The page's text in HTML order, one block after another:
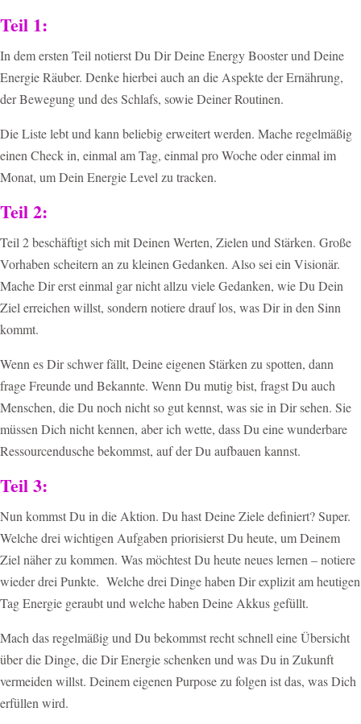
Teil 1:
In dem ersten Teil notierst Du Dir Deine Energy Booster und Deine
Energie Räuber. Denke hierbei auch an die Aspekte der Ernährung,
der Bewegung und des Schlafs, sowie Deiner Routinen.
Die Liste lebt und kann beliebig erweitert werden. Mache regelmäßig
einen Check in, einmal am Tag, einmal pro Woche oder einmal im
Monat, um Dein Energie Level zu tracken.
Teil 2:
Teil 2 beschäftigt sich mit Deinen Werten, Zielen und Stärken. Große
Vorhaben scheitern an zu kleinen Gedanken. Also sei ein Visionär.
Mache Dir erst einmal gar nicht allzu viele Gedanken, wie Du Dein
Ziel erreichen willst, sondern notiere drauf los, was Dir in den Sinn
kommt.
Wenn es Dir schwer fällt, Deine eigenen Stärken zu spotten, dann
frage Freunde und Bekannte. Wenn Du mutig bist, fragst Du auch
Menschen, die Du noch nicht so gut kennst, was sie in Dir sehen. Sie
müssen Dich nicht kennen, aber ich wette, dass Du eine wunderbare
Ressourcendusche bekommst, auf der Du aufbauen kannst.
Teil 3:
Nun kommst Du in die Aktion. Du hast Deine Ziele definiert? Super.
Welche drei wichtigen Aufgaben priorisierst Du heute, um Deinem
Ziel näher zu kommen. Was möchtest Du heute neues lernen – notiere
wieder drei Punkte. Welche drei Dinge haben Dir explizit am heutigen
Tag Energie geraubt und welche haben Deine Akkus gefüllt.
Mach das regelmäßig und Du bekommst recht schnell eine Übersicht
über die Dinge, die Dir Energie schenken und was Du in Zukunft
vermeiden willst. Deinem eigenen Purpose zu folgen ist das, was Dich
erfüllen wird.